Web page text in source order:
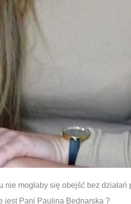
nie mogłaby się obejść bez działań
jest Pani Paulina Bednarska ?